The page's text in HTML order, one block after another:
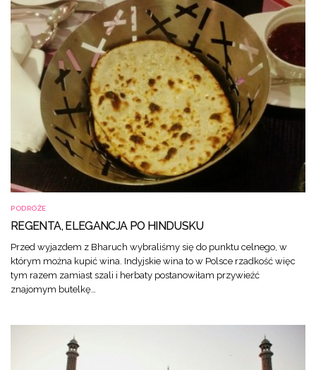
PODRÓŻE
REGENTA, ELEGANCJA PO HINDUSKU
Przed wyjazdem z Bharuch wybraliśmy się do punktu celnego, w
którym można kupić wina. Indyjskie wina to w Polsce rzadkość więc
tym razem zamiast szali i herbaty postanowiłam przywieźć
znajomym butelkę…